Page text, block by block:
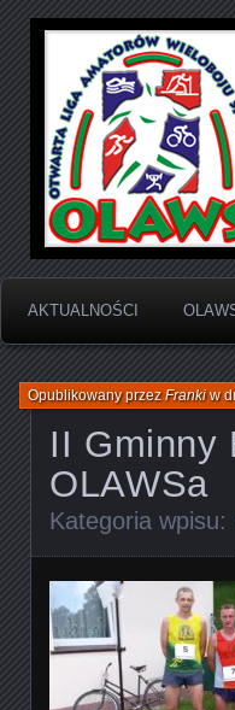
Otwarta Liga
AKTUALNOŚCI
II Gminny
OLAWSa
Opublikowany przezFrankiw
Kategoria wpisu: